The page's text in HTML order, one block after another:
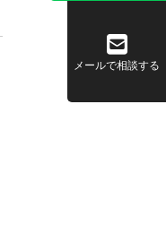
メールで相談する